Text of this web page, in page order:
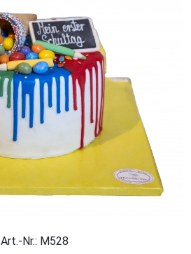
Art.-Nr.: M528